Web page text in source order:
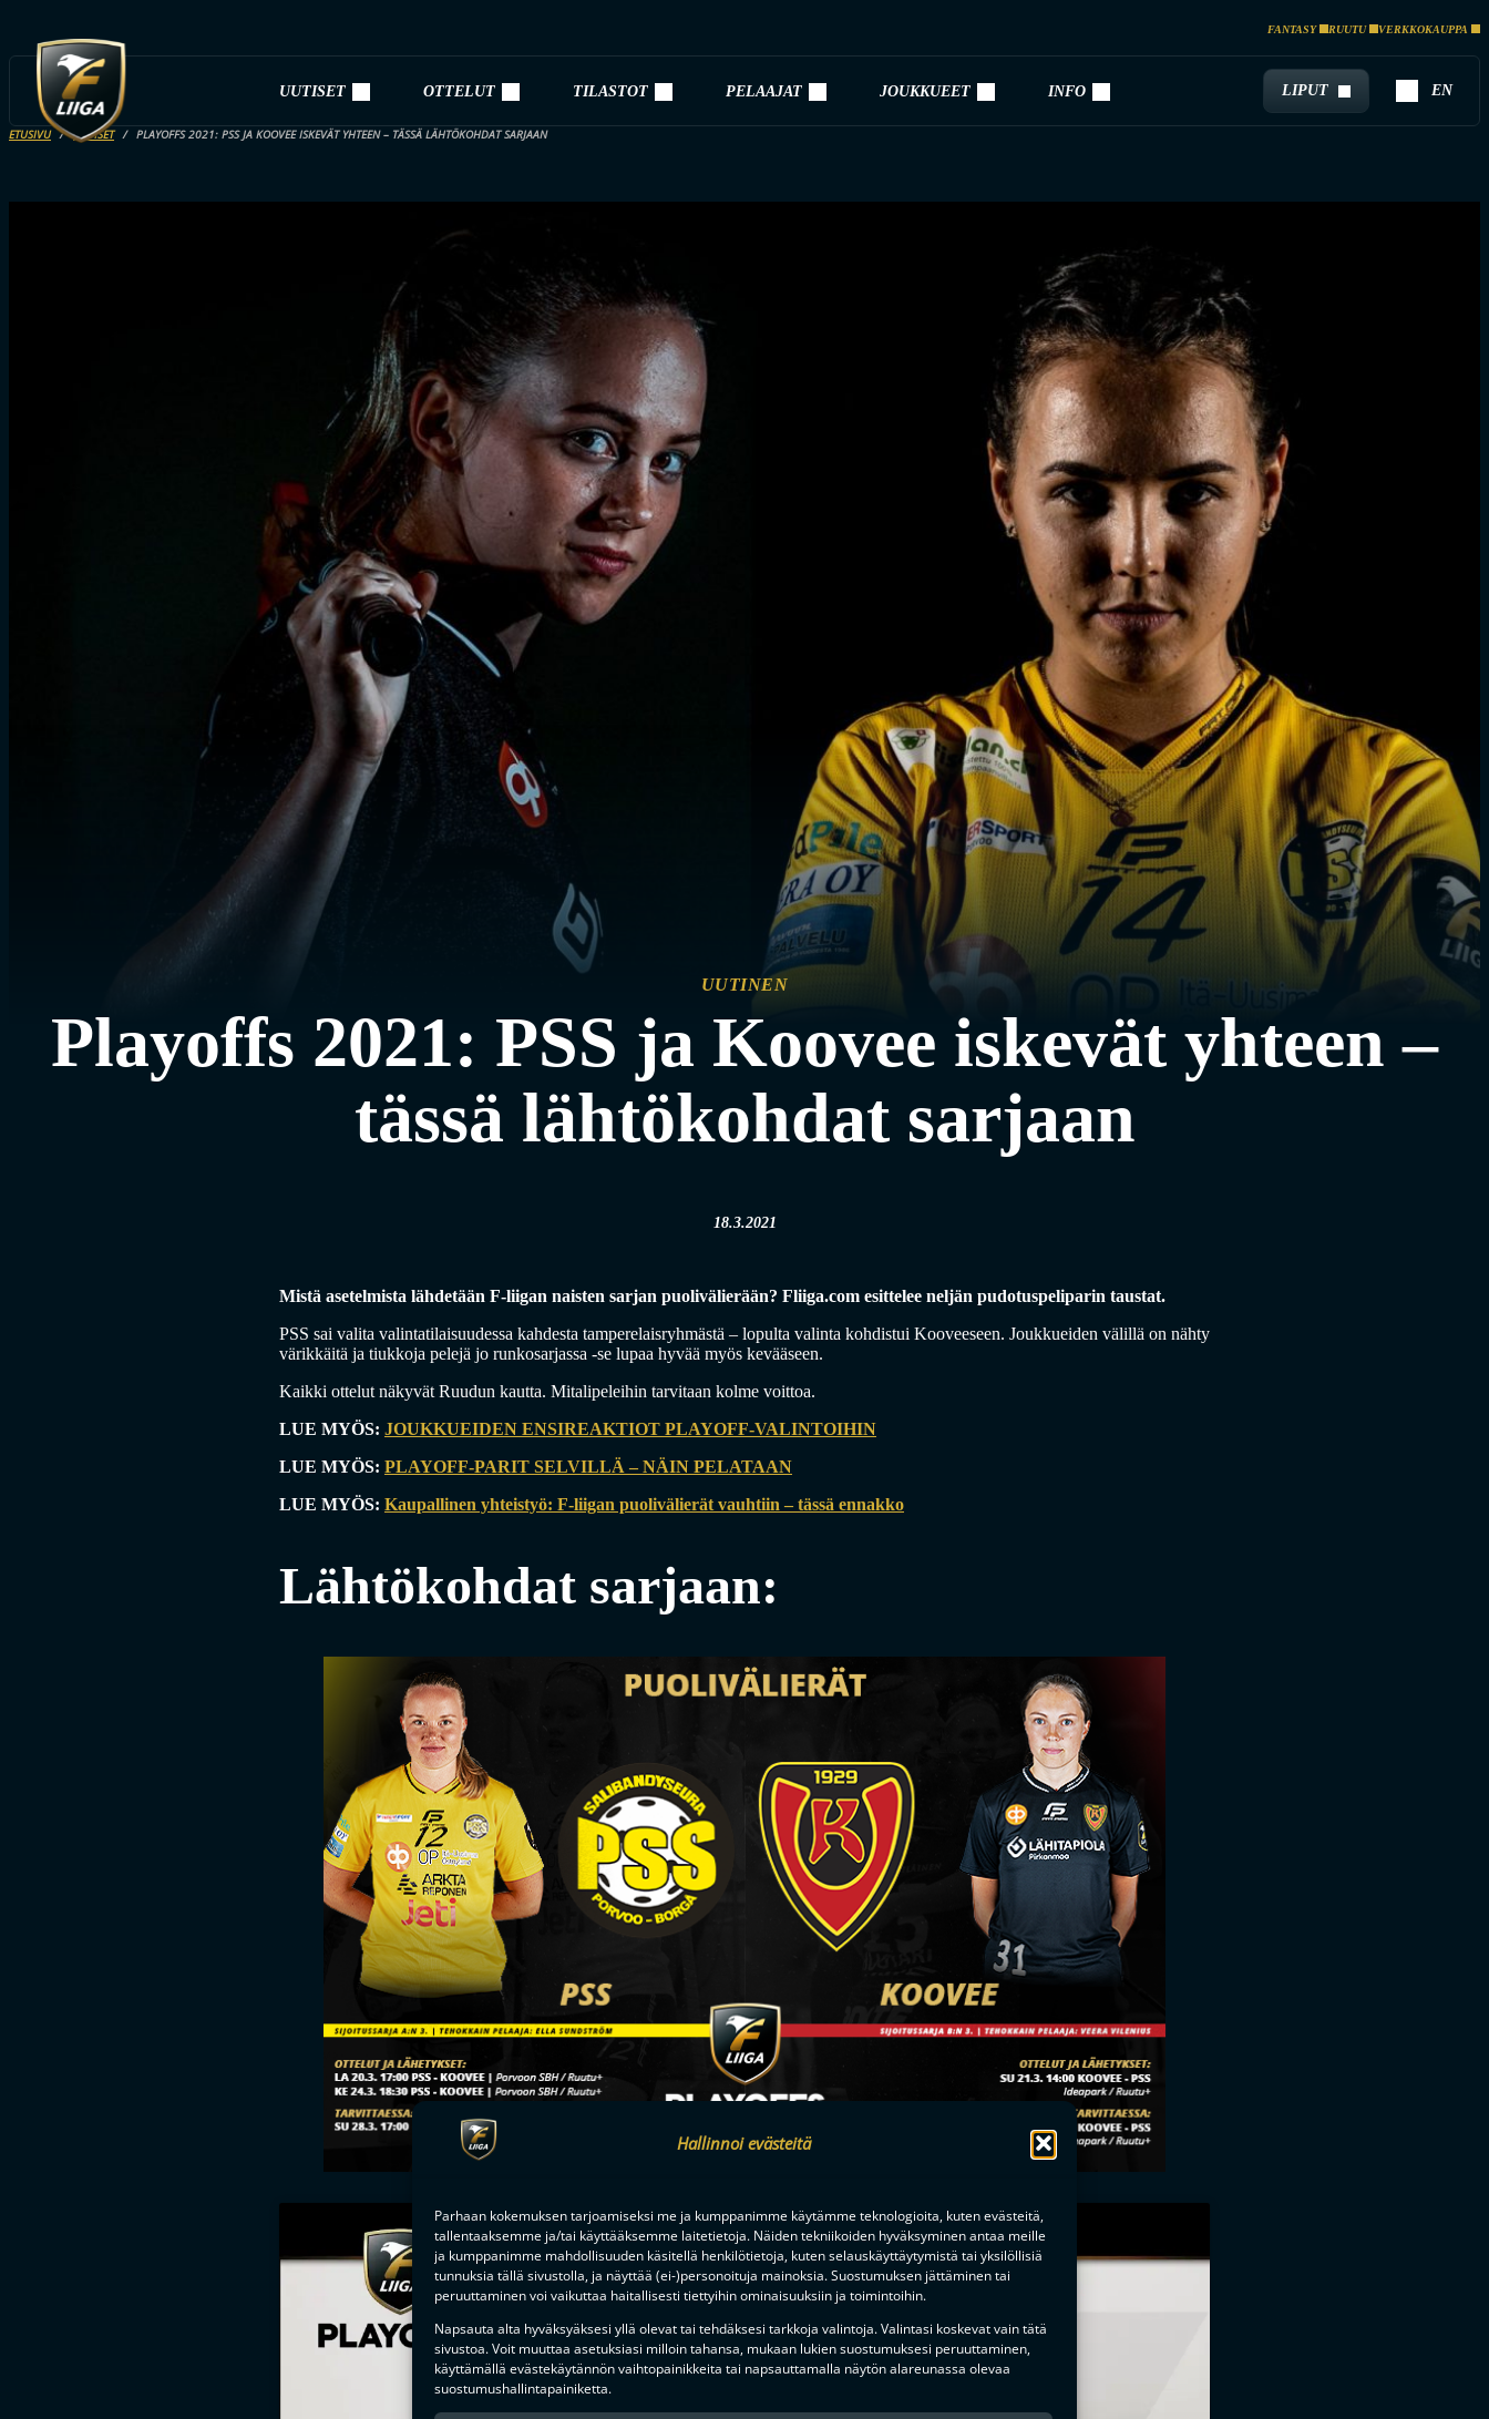
Hallinnoi evästeitä
Parhaan kokemuksen tarjoamiseksi me ja kumppanimme käytämme teknologioita, kuten evästeitä,
tallentaaksemme ja/tai käyttääksemme laitetietoja. Näiden tekniikoiden hyväksyminen antaa meille
ja kumppanimme mahdollisuuden käsitellä henkilötietoja, kuten selauskäyttäytymistä tai yksilöllisiä
tunnuksia tällä sivustolla, ja näyttää (ei-)personoituja mainoksia. Suostumuksen jättäminen tai
peruuttaminen voi vaikuttaa haitallisesti tiettyihin ominaisuuksiin ja toimintoihin.
Napsauta alta hyväksyäksesi yllä olevat tai tehdäksesi tarkkoja valintoja. Valintasi koskevat vain tätä
sivustoa. Voit muuttaa asetuksiasi milloin tahansa, mukaan lukien suostumuksesi peruuttaminen,
käyttämällä evästekäytännön vaihtopainikkeita tai napsauttamalla näytön alareunassa olevaa
suostumushallintapainiketta.
FANTASY RUUTU VERKKOKAUPPA
UUTISET OTTELUT TILASTOT PELAAJAT JOUKKUEET INFO LIPUT EN
ETUSIVU UUTISET PLAYOFFS 2021: PSS JA KOOVEE ISKEVÄT YHTEEN – TÄSSÄ LÄHTÖKOHDAT SARJAAN
UUTINEN
Playoffs 2021: PSS ja Koovee iskevät yhteen –
tässä lähtökohdat sarjaan
18.3.2021
Mistä asetelmista lähdetään F-liigan naisten sarjan puolivälierään? Fliiga.com esittelee neljän pudotuspeliparin taustat.
PSS sai valita valintatilaisuudessa kahdesta tamperelaisryhmästä – lopulta valinta kohdistui Kooveeseen. Joukkueiden välillä on nähty
värikkäitä ja tiukkoja pelejä jo runkosarjassa -se lupaa hyvää myös kevääseen.
Kaikki ottelut näkyvät Ruudun kautta. Mitalipeleihin tarvitaan kolme voittoa.
LUE MYÖS: JOUKKUEIDEN ENSIREAKTIOT PLAYOFF-VALINTOIHIN
LUE MYÖS: PLAYOFF-PARIT SELVILLÄ – NÄIN PELATAAN
LUE MYÖS: Kaupallinen yhteistyö: F-liigan puolivälierät vauhtiin – tässä ennakko
Lähtökohdat sarjaan: